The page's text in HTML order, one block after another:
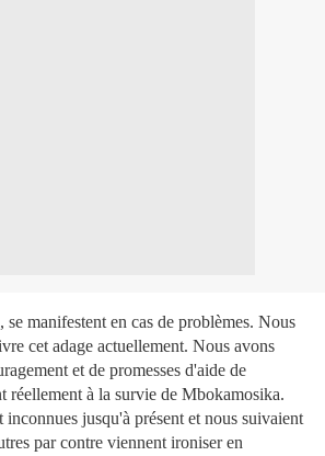
manifestent en cas de problèmes. Nous
cet adage actuellement. Nous avons
et de promesses d'aide de
réellement à la survie de Mbokamosika.
inconnues jusqu'à présent et nous suivaient
par contre viennent ironiser en